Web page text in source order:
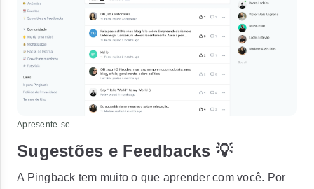
Apresente-se.
Sugestões e Feedbacks 💡
A Pingback tem muito o que aprender com você. Por